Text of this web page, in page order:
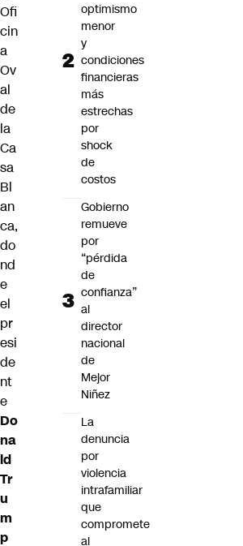
Ofi
cin
a
Ov
al
de
la
Ca
sa
Bl
an
ca,
do
nd
e
el
pr
esi
de
nt
e
Do
na
ld
Tr
u
m
p
optimismo
menor
y
condiciones
financieras
más
estrechas
por
shock
de
costos
Gobierno
remueve
por
“pérdida
de
confianza”
al
director
nacional
de
Mejor
Niñez
La
denuncia
por
violencia
intrafamiliar
que
compromete
al